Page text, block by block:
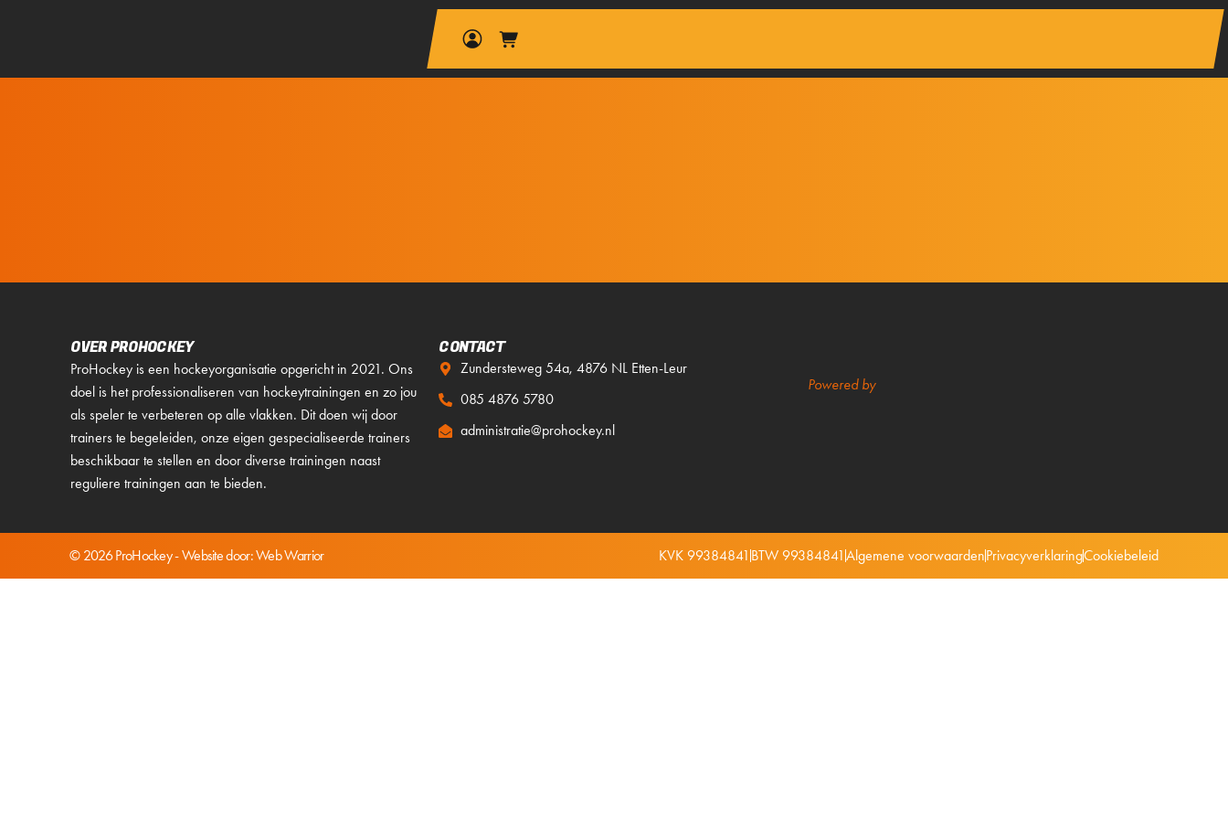
OVER PROHOCKEY
ProHockey is een hockeyorganisatie opgericht in 2021. Ons
doel is het professionaliseren van hockeytrainingen en zo jou
als speler te verbeteren op alle vlakken. Dit doen wij door
trainers te begeleiden, onze eigen gespecialiseerde trainers
beschikbaar te stellen en door diverse trainingen naast
reguliere trainingen aan te bieden.
CONTACT
Zundersteweg 54a, 4876 NL Etten-Leur
085 4876 5780
administratie@prohockey.nl
Powered by
© 2026 ProHockey - Website door:Web Warrior KVK 99384841BTW 99384841Algemene voorwaardenPrivacyverklaringCookiebeleid